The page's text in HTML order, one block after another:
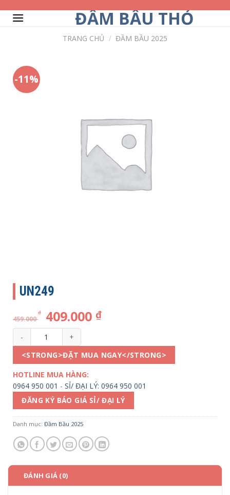
ĐẦM BẦU THỎ
TRANG CHỦ / ĐẦM BẦU 2025
-11%
UN249
459.000
₫ 409.000 ₫
UN249 số lượng
<STRONG>ĐẶT MUA NGAY</STRONG>
HOTLINE MUA HÀNG:
0964 950 001 - SỈ/ ĐẠI LÝ: 0964 950 001
ĐĂNG KÝ BÁO GIÁ SỈ/ ĐẠI LÝ
Danh mục: Đầm Bầu 2025
ĐÁNH GIÁ (0)